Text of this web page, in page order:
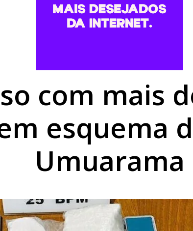
maconha e PM apreende moto adulterada
com Goioerê durante a Expo Goio, que
com mais
esquema
Umuarama